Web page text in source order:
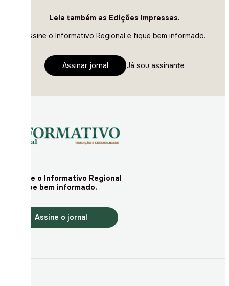
Leia também as Edições Impressas.
Assine o Informativo Regional e fique bem informado.
Assinar jornal Já sou assinante
Assine o Informativo Regional
e fique bem informado.
Assine o jornal